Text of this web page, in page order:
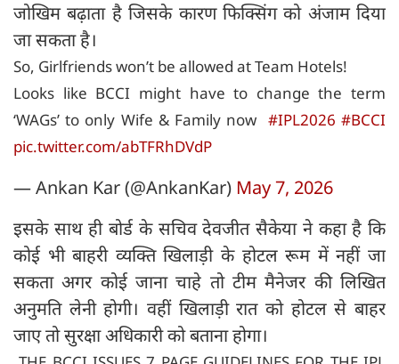
जोखिम बढ़ाता है जिसके कारण फिक्सिंग को अंजाम दिया
जा सकता है।
So, Girlfriends won’t be allowed at Team Hotels!
Looks like BCCI might have to change the term
‘WAGs’ to only Wife & Family now #IPL2026 #BCCI
pic.twitter.com/abTFRhDVdP
— Ankan Kar (@AnkanKar) May 7, 2026
इसके साथ ही बोर्ड के सचिव देवजीत सैकेया ने कहा है कि
कोई भी बाहरी व्यक्ति खिलाड़ी के होटल रूम में नहीं जा
सकता अगर कोई जाना चाहे तो टीम मैनेजर की लिखित
अनुमति लेनी होगी। वहीं खिलाड़ी रात को होटल से बाहर
जाए तो सुरक्षा अधिकारी को बताना होगा।